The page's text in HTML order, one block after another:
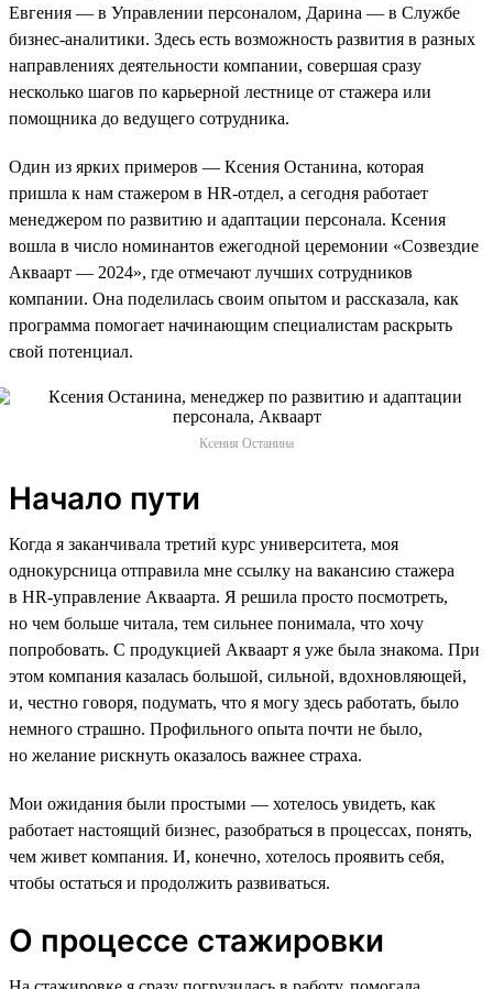
Евгения — в Управлении персоналом, Дарина — в Службе
бизнес-аналитики. Здесь есть возможность развития в разных
направлениях деятельности компании, совершая сразу
несколько шагов по карьерной лестнице от стажера или
помощника до ведущего сотрудника.
Один из ярких примеров — Ксения Останина, которая
пришла к нам стажером в HR-отдел, а сегодня работает
менеджером по развитию и адаптации персонала. Ксения
вошла в число номинантов ежегодной церемонии «Созвездие
Акваарт — 2024», где отмечают лучших сотрудников
компании. Она поделилась своим опытом и рассказала, как
программа помогает начинающим специалистам раскрыть
свой потенциал.
Ксения Останина
Начало пути
Когда я заканчивала третий курс университета, моя
однокурсница отправила мне ссылку на вакансию стажера
в HR-управление Акваарта. Я решила просто посмотреть,
но чем больше читала, тем сильнее понимала, что хочу
попробовать. С продукцией Акваарт я уже была знакома. При
этом компания казалась большой, сильной, вдохновляющей,
и, честно говоря, подумать, что я могу здесь работать, было
немного страшно. Профильного опыта почти не было,
но желание рискнуть оказалось важнее страха.
Мои ожидания были простыми — хотелось увидеть, как
работает настоящий бизнес, разобраться в процессах, понять,
чем живет компания. И, конечно, хотелось проявить себя,
чтобы остаться и продолжить развиваться.
О процессе стажировки